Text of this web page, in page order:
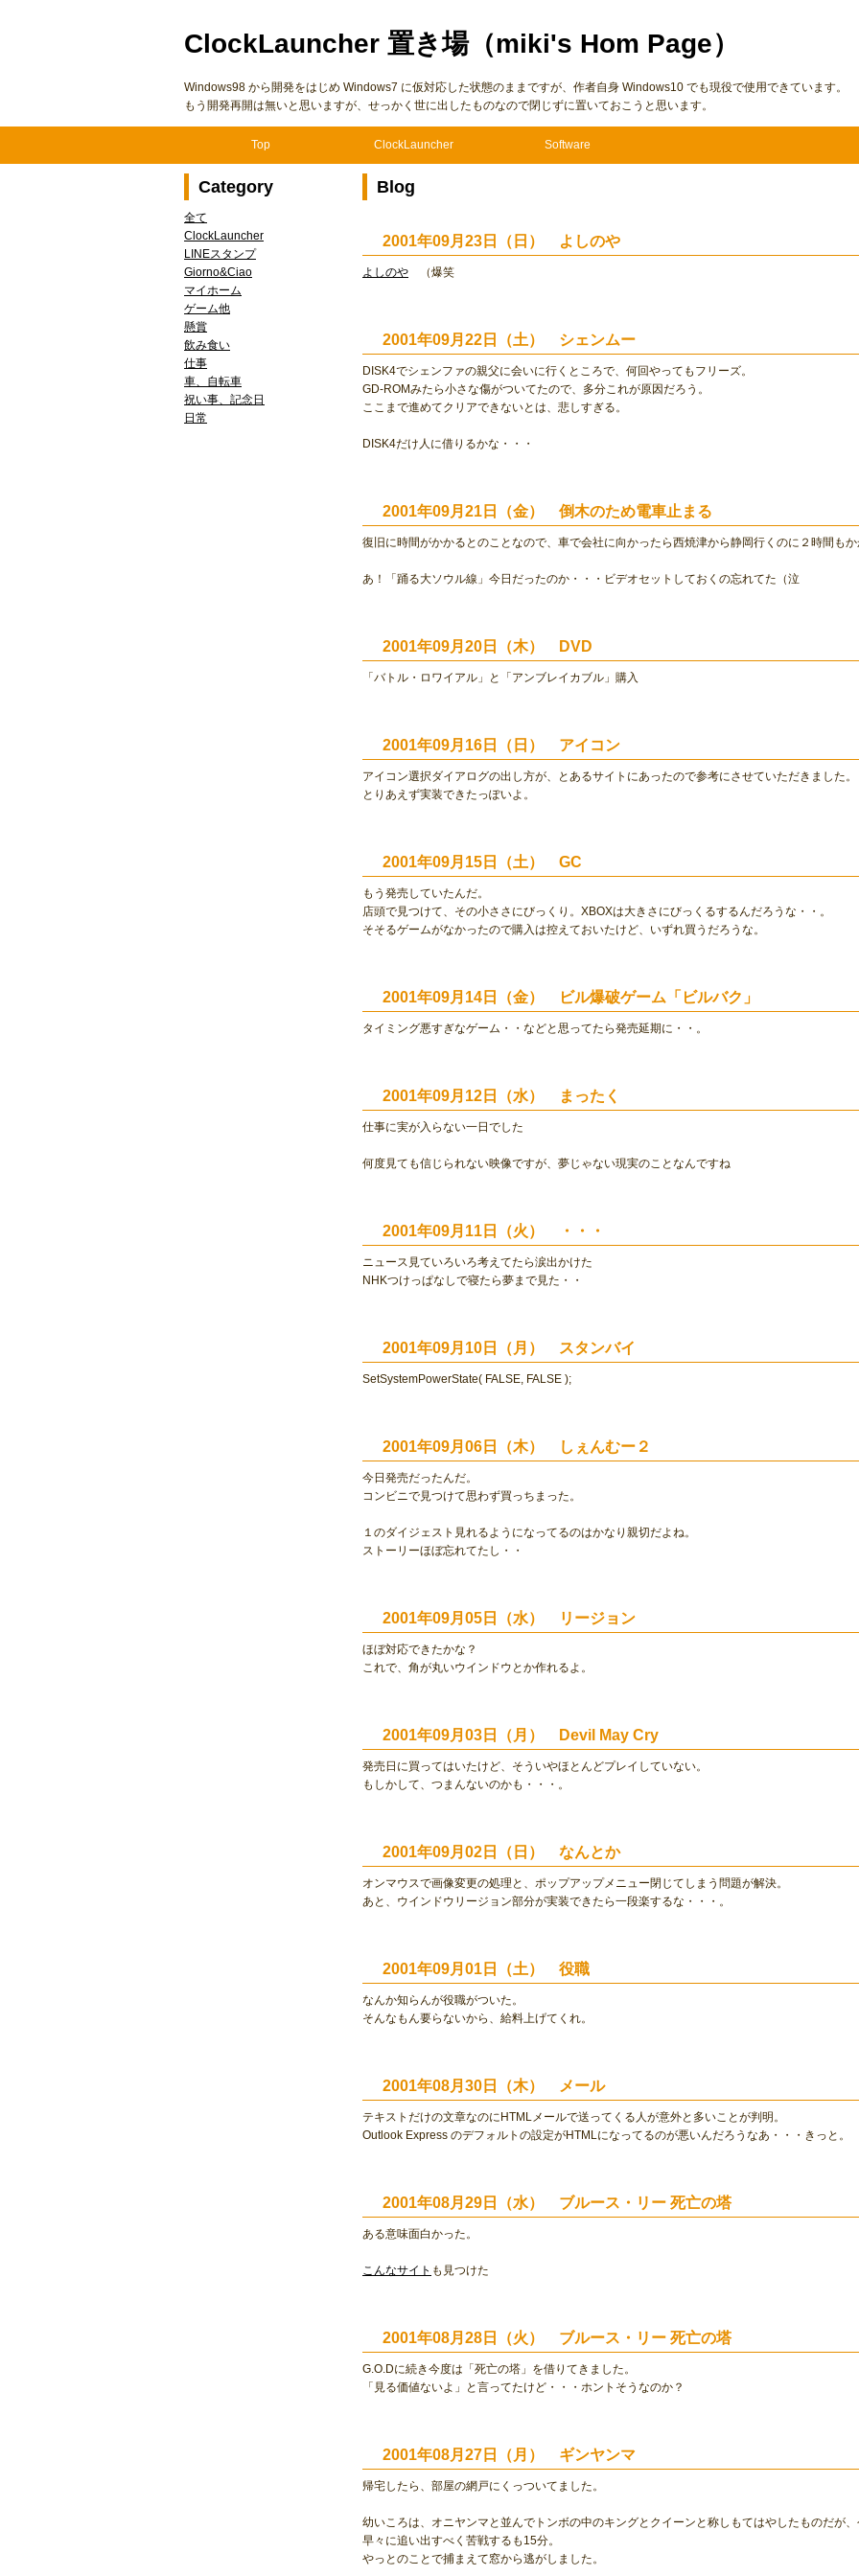
ClockLauncher 置き場（miki's Hom Page）
Windows98 から開発をはじめ Windows7 に仮対応した状態のままですが、作者自身 Windows10 でも現役で使用できています。
もう開発再開は無いと思いますが、せっかく世に出したものなので閉じずに置いておこうと思います。
Top ClockLauncher Software
Blog
2001年09月23日（日） よしのや
よしのや （爆笑
2001年09月22日（土） シェンムー
DISK4でシェンファの親父に会いに行くところで、何回やってもフリーズ。
GD-ROMみたら小さな傷がついてたので、多分これが原因だろう。
ここまで進めてクリアできないとは、悲しすぎる。
DISK4だけ人に借りるかな・・・
2001年09月21日（金） 倒木のため電車止まる
復旧に時間がかかるとのことなので、車で会社に向かったら西焼津から静岡行くのに２時間もか
あ！「踊る大ソウル線」今日だったのか・・・ビデオセットしておくの忘れてた（泣
2001年09月20日（木） DVD
「バトル・ロワイアル」と「アンブレイカブル」購入
2001年09月16日（日） アイコン
アイコン選択ダイアログの出し方が、とあるサイトにあったので参考にさせていただきました。
とりあえず実装できたっぽいよ。
2001年09月15日（土） GC
もう発売していたんだ。
店頭で見つけて、その小ささにびっくり。XBOXは大きさにびっくるするんだろうな・・。
そそるゲームがなかったので購入は控えておいたけど、いずれ買うだろうな。
2001年09月14日（金） ビル爆破ゲーム「ビルバク」
タイミング悪すぎなゲーム・・などと思ってたら発売延期に・・。
2001年09月12日（水） まったく
仕事に実が入らない一日でした
何度見ても信じられない映像ですが、夢じゃない現実のことなんですね
2001年09月11日（火） ・・・
ニュース見ていろいろ考えてたら涙出かけた
NHKつけっぱなしで寝たら夢まで見た・・
2001年09月10日（月） スタンバイ
SetSystemPowerState( FALSE, FALSE );
2001年09月06日（木） しぇんむー２
今日発売だったんだ。
コンビニで見つけて思わず買っちまった。
１のダイジェスト見れるようになってるのはかなり親切だよね。
ストーリーほぼ忘れてたし・・
2001年09月05日（水） リージョン
ほぼ対応できたかな？
これで、角が丸いウインドウとか作れるよ。
2001年09月03日（月） Devil May Cry
発売日に買ってはいたけど、そういやほとんどプレイしていない。
もしかして、つまんないのかも・・・。
2001年09月02日（日） なんとか
オンマウスで画像変更の処理と、ポップアップメニュー閉じてしまう問題が解決。
あと、ウインドウリージョン部分が実装できたら一段楽するな・・・。
2001年09月01日（土） 役職
なんか知らんが役職がついた。
そんなもん要らないから、給料上げてくれ。
2001年08月30日（木） メール
テキストだけの文章なのにHTMLメールで送ってくる人が意外と多いことが判明。
Outlook Express のデフォルトの設定がHTMLになってるのが悪いんだろうなあ・・・きっと。
2001年08月29日（水） ブルース・リー 死亡の塔
ある意味面白かった。
こんなサイト も見つけた
2001年08月28日（火） ブルース・リー 死亡の塔
G.O.Dに続き今度は「死亡の塔」を借りてきました。
「見る価値ないよ」と言ってたけど・・・ホントそうなのか？
2001年08月27日（月） ギンヤンマ
帰宅したら、部屋の網戸にくっついてました。
幼いころは、オニヤンマと並んでトンボの中のキングとクイーンと称しもてはやしたものだが、
早々に追い出すべく苦戦するも15分。
やっとのことで捕まえて窓から逃がしました。
Category
全て
ClockLauncher
LINEスタンプ
Giorno&Ciao
マイホーム
ゲーム他
懸賞
飲み食い
仕事
車、自転車
祝い事、記念日
日常